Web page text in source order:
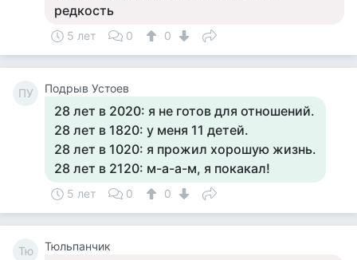
редкость
5 лет 0 0
ПУ Подрыв Устоев
28 лет в 2020: я не готов для отношений.
28 лет в 1820: у меня 11 детей.
28 лет в 1020: я прожил хорошую жизнь.
28 лет в 2120: м-а-а-м, я покакал!
5 лет 0 0
Тю Тюльпанчик